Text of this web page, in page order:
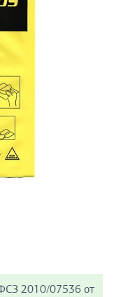
ФСЗ 2010/07536 от